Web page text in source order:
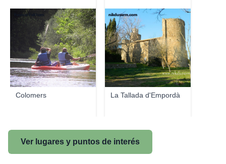
Colomers
Yvonne Feltham
La Tallada d'Empordà
nikduserm.com
Ver lugares y puntos de interés